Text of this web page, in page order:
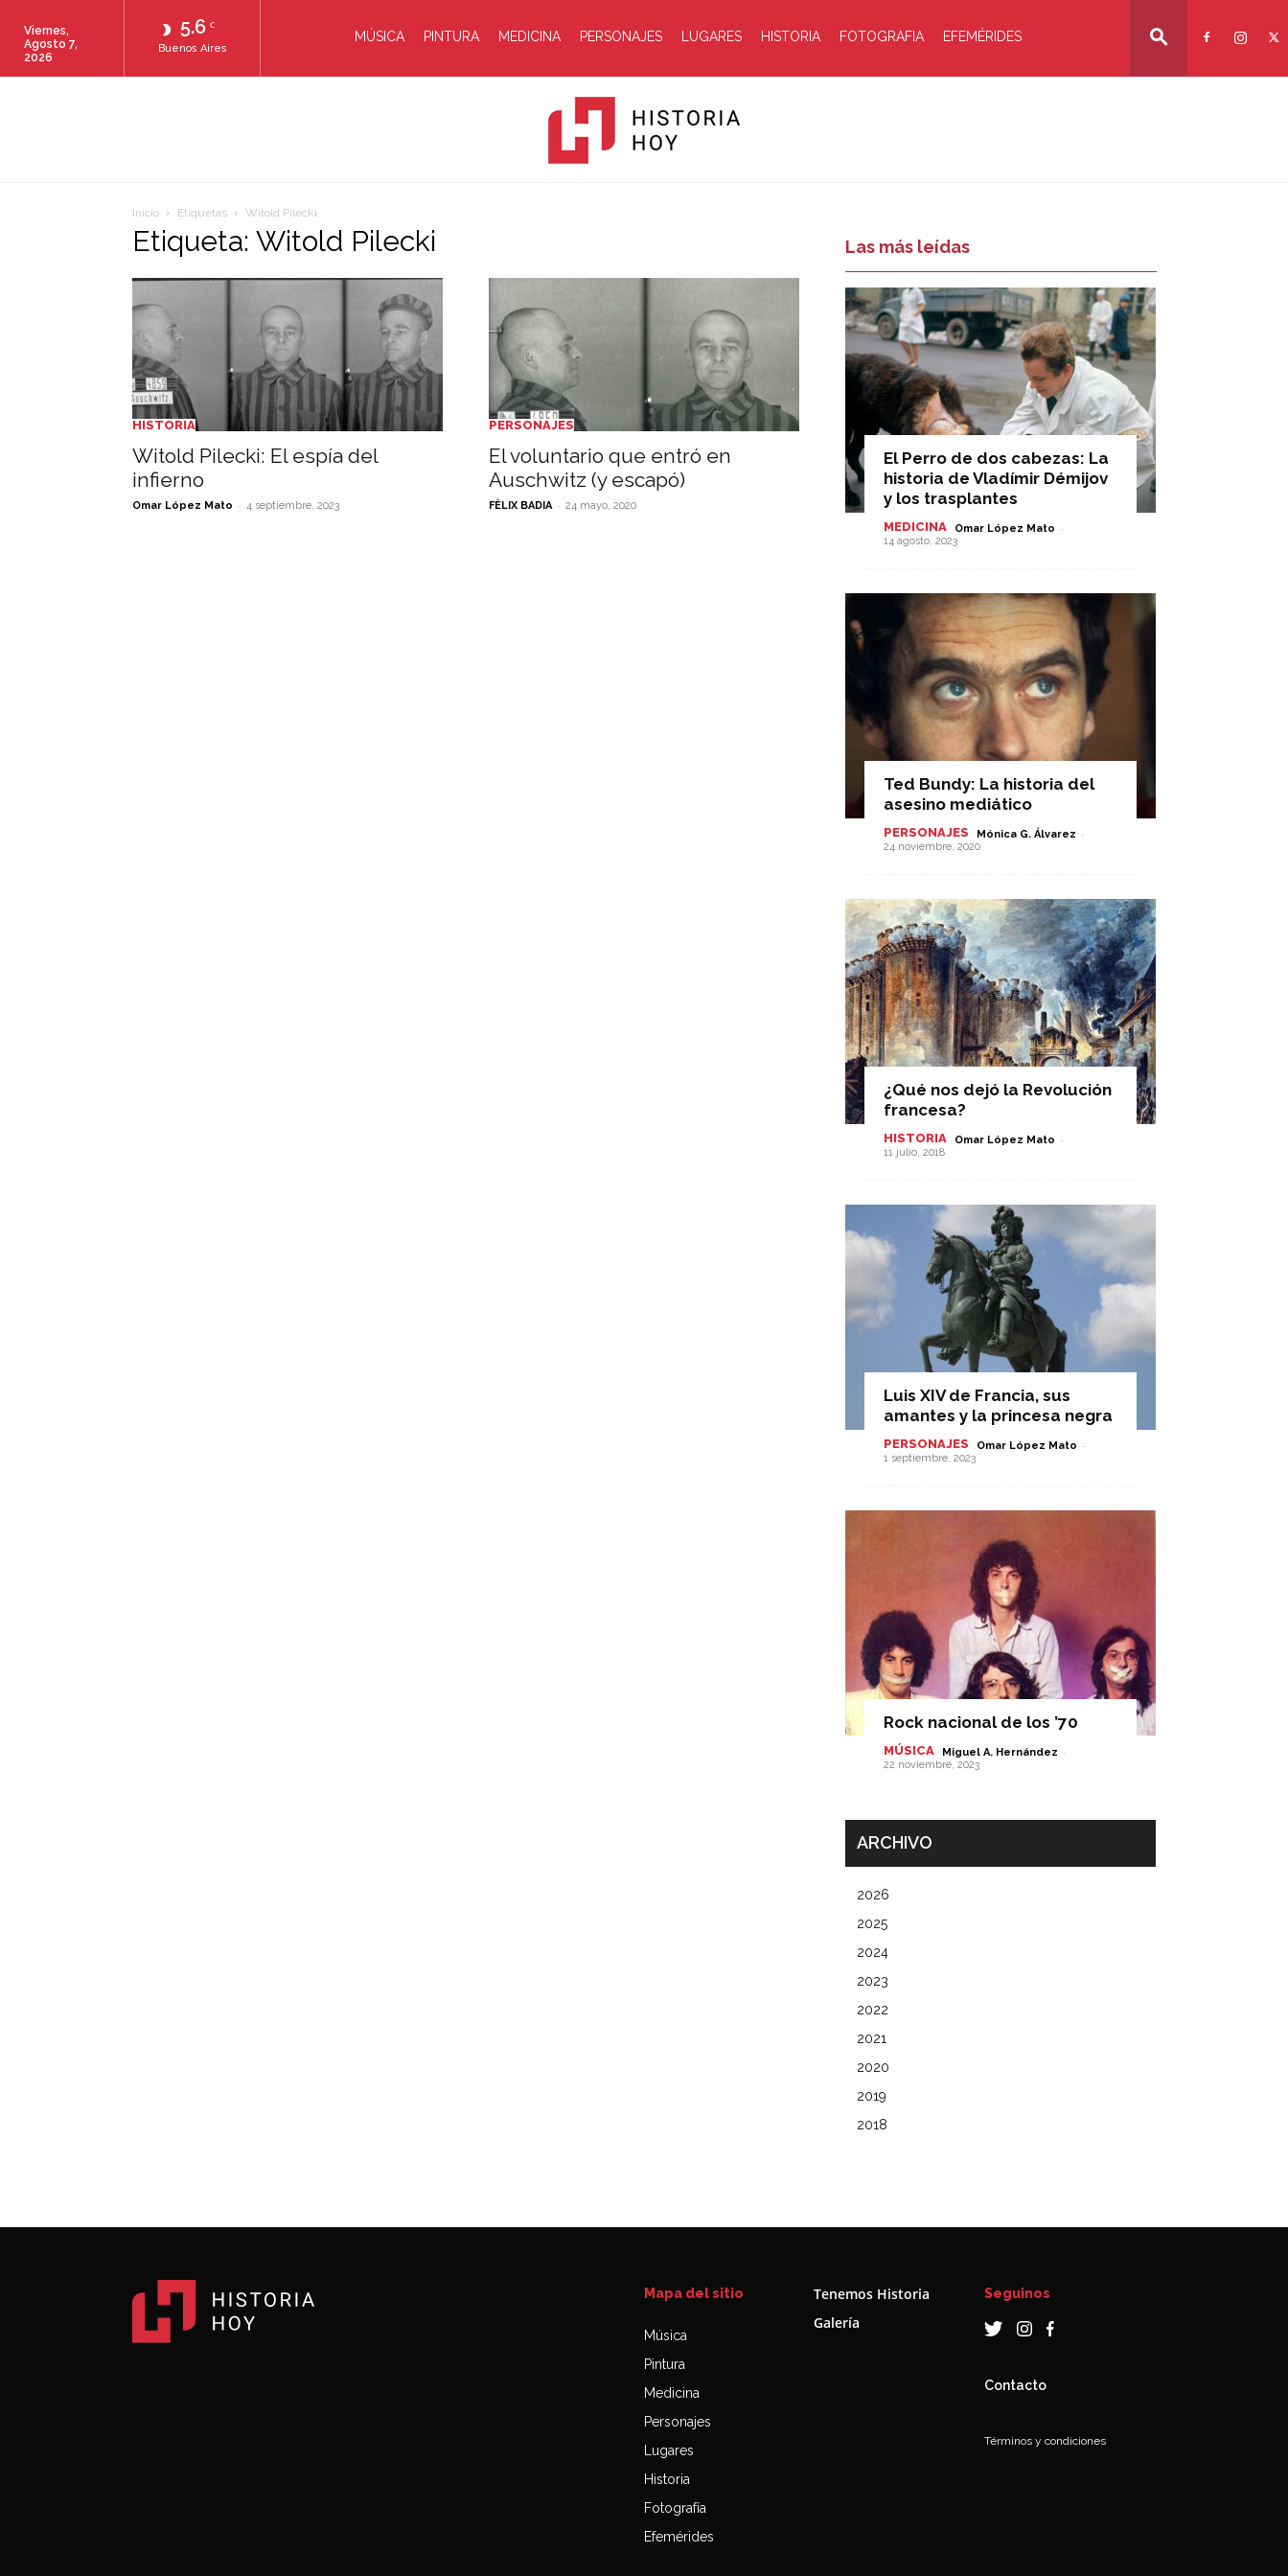
5.6 C
Buenos Aires
Viernes,
Agosto 7,
2026
MÚSICA PINTURA MEDICINA PERSONAJES LUGARES HISTORIA FOTOGRAFIA EFEMÉRIDES
Hoy
Inicio Etiquetas Witold Pilecki
Etiqueta: Witold Pilecki
HISTORIA
Witold Pilecki: El espía del
infierno
Omar López Mato - 4 septiembre, 2023
PERSONAJES
El voluntario que entró en
Auschwitz (y escapó)
FÈLIX BADIA - 24 mayo, 2020
Las más leídas
El Perro de dos cabezas: La
historia de Vladímir Démijov
y los trasplantes
MEDICINA Omar López Mato -
14 agosto, 2023
Ted Bundy: La historia del
asesino mediático
PERSONAJES Mónica G. Álvarez -
24 noviembre, 2020
¿Qué nos dejó la Revolución
francesa?
HISTORIA Omar López Mato -
11 julio, 2018
Luis XIV de Francia, sus
amantes y la princesa negra
PERSONAJES Omar López Mato -
1 septiembre, 2023
Rock nacional de los ’70
MÚSICA Miguel A. Hernández -
22 noviembre, 2023
ARCHIVO
2026
2025
2024
2023
2022
2021
2020
2019
2018
Mapa del sitio
Música
Pintura
Medicina
Personajes
Lugares
Historia
Fotografía
Efemérides
Tenemos Historia
Galería
Seguinos
Contacto
Términos y condiciones